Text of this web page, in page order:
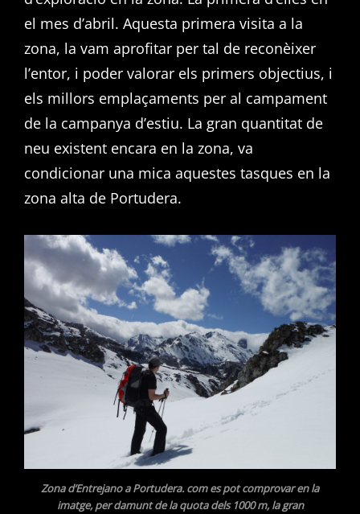
el mes d’abril. Aquesta primera visita a la
zona, la vam aprofitar per tal de reconèixer
l’entor, i poder valorar els primers objectius, i
els millors emplaçaments per al campament
de la campanya d’estiu. La gran quantitat de
neu existent encara en la zona, va
condicionar una mica aquestes tasques en la
zona alta de Portudera.
Zona d’Entrejano a Portudera. com es pot comprovar en la
imatge, per damunt de la quota dels 1000 m, la gran